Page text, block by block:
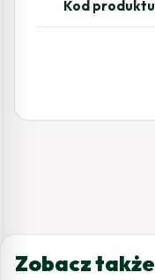
Kod produktu
Zobacz także